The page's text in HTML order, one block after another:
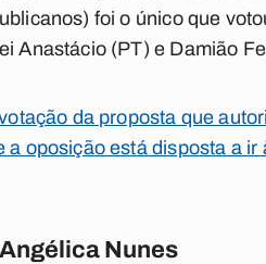
foi o único que
Anastácio (PT) e Damião
da proposta que
a oposição está disposta a ir
Angélica Nunes